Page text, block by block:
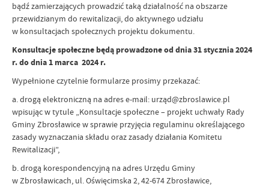
bądź zamierzających prowadzić taką działalność na obszarze
przewidzianym do rewitalizacji, do aktywnego udziału
w konsultacjach społecznych projektu dokumentu.
Konsultacje społeczne będą prowadzone od dnia 31 stycznia 2024
r. do dnia 1 marca 2024 r.
Wypełnione czytelnie formularze prosimy przekazać:
a. drogą elektroniczną na adres e-mail: urząd@zbroslawice.pl
wpisując w tytule „Konsultacje społeczne – projekt uchwały Rady
Gminy Zbrosławice w sprawie przyjęcia regulaminu określającego
zasady wyznaczania składu oraz zasady działania Komitetu
Rewitalizacji”,
b. drogą korespondencyjną na adres Urzędu Gminy
w Zbrosławicach, ul. Oświęcimska 2, 42-674 Zbrosławice,